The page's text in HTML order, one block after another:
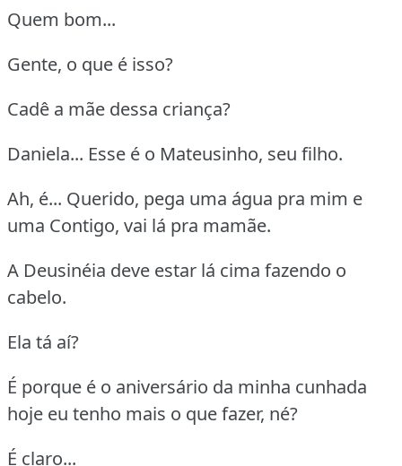
Quem bom...
Gente, o que é isso?
Cadê a mãe dessa criança?
Daniela... Esse é o Mateusinho, seu filho.
Ah, é... Querido, pega uma água pra mim e
uma Contigo, vai lá pra mamãe.
A Deusinéia deve estar lá cima fazendo o
cabelo.
Ela tá aí?
É porque é o aniversário da minha cunhada
hoje eu tenho mais o que fazer, né?
É claro...